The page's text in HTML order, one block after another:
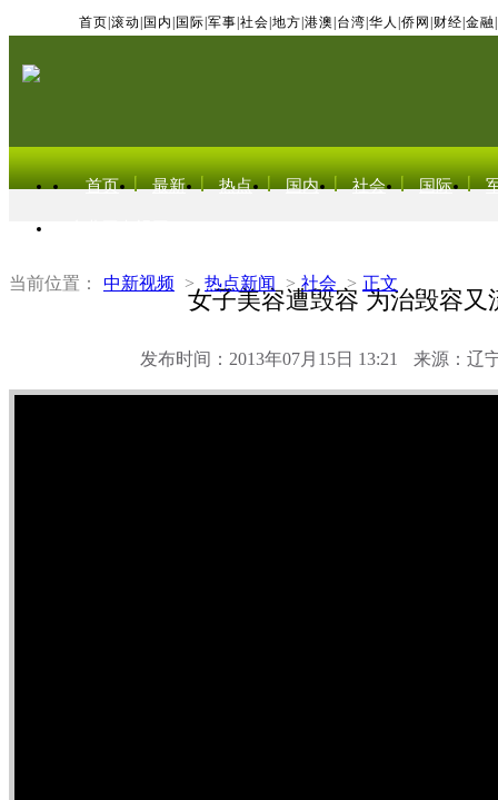
首页 滚动 国内 国际 军事 社会 地方 港澳 台湾 华人 侨网 财经 金融
首页 最新 热点 国内 社会 国际
当前位置： 中新视频 > 热点新闻 > 社会 > 正文
女子美容遭毁容 为治毁容又
发布时间：2013年07月15日 13:21 来源：辽